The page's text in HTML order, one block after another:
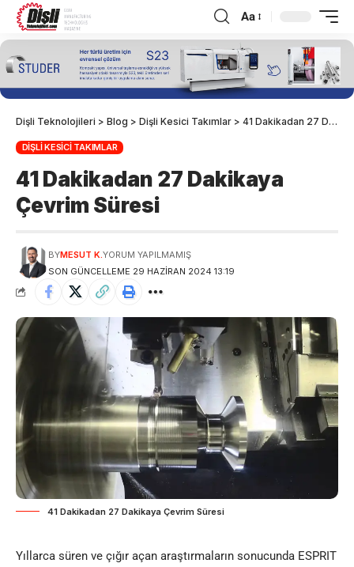
Aa
Dişli Teknolojileri > Blog > Dişli Kesici Takımlar > 41 Dakikadan 27 Dakikaya Çevrim Süresi
DIŞLI KESICI TAKIMLAR
41 Dakikadan 27 Dakikaya
Çevrim Süresi
SON GÜNCELLEME 29 HAZIRAN 2024 13:19
BYMESUT K.YORUM YAPILMAMIŞ
41 Dakikadan 27 Dakikaya Çevrim Süresi
Yıllarca süren ve çığır açan araştırmaların sonucunda ESPRIT